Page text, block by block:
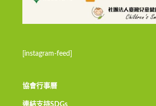
[instagram-feed]
協會行事曆
連結支持SDGs